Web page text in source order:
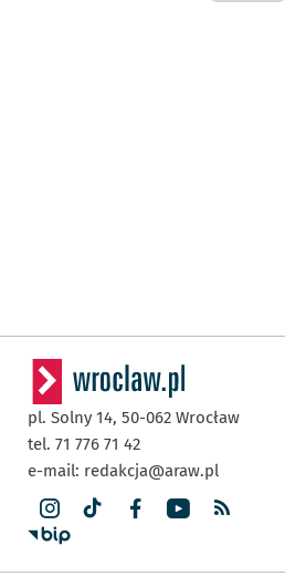
pl. Solny 14, 50-062 Wrocław
tel. 71 776 71 42
e-mail: redakcja@araw.pl